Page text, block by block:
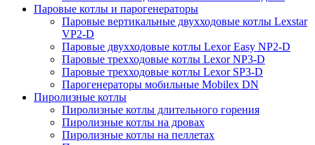
Паровые котлы и парогенераторы
Паровые вертикальные двухходовые котлы Lexstar
VP2-D
Паровые двухходовые котлы Lexor Easy NP2-D
Паровые трехходовые котлы Lexor NP3-D
Паровые трехходовые котлы Lexor SP3-D
Парогенераторы мобильные Mobilex DN
Пиролизные котлы
Пиролизные котлы длительного горения
Пиролизные котлы на дровах
Пиролизные котлы на пеллетах